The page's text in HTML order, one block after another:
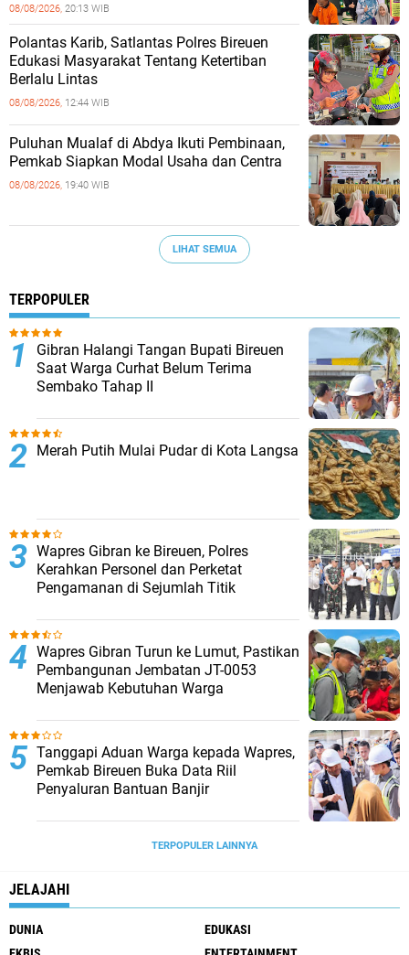
08/08/2026, 20:13 WIB
Polantas Karib, Satlantas Polres Bireuen
Edukasi Masyarakat Tentang Ketertiban
Berlalu Lintas
08/08/2026, 12:44 WIB
Puluhan Mualaf di Abdya Ikuti Pembinaan,
Pemkab Siapkan Modal Usaha dan Centra
08/08/2026, 19:40 WIB
LIHAT SEMUA
TERPOPULER
Gibran Halangi Tangan Bupati Bireuen
Saat Warga Curhat Belum Terima
Sembako Tahap II
Merah Putih Mulai Pudar di Kota Langsa
Wapres Gibran ke Bireuen, Polres
Kerahkan Personel dan Perketat
Pengamanan di Sejumlah Titik
Wapres Gibran Turun ke Lumut, Pastikan
Pembangunan Jembatan JT-0053
Menjawab Kebutuhan Warga
Tanggapi Aduan Warga kepada Wapres,
Pemkab Bireuen Buka Data Riil
Penyaluran Bantuan Banjir
TERPOPULER LAINNYA
JELAJAHI
DUNIA
EDUKASI